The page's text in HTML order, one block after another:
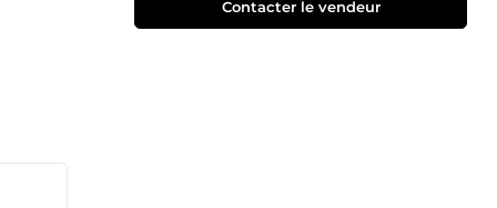
Contacter le vendeur